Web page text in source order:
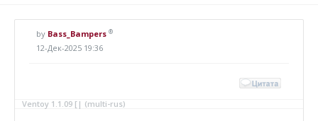
by Bass_Bampers ®
12-Дек-2025 19:36
Ventoy 1.1.09 [| (multi-rus)